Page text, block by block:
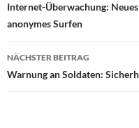
Internet-Überwachung:
anonymes Surfen
NÄCHSTER BEITRAG
Warnung an Soldaten: